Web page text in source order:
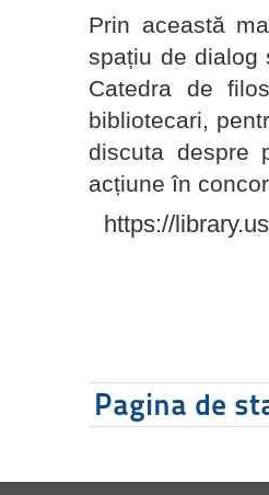
Prin această
spațiu de dialog
Catedra de
bibliotecari,
discuta despre
acțiune în
https://
Pagina de